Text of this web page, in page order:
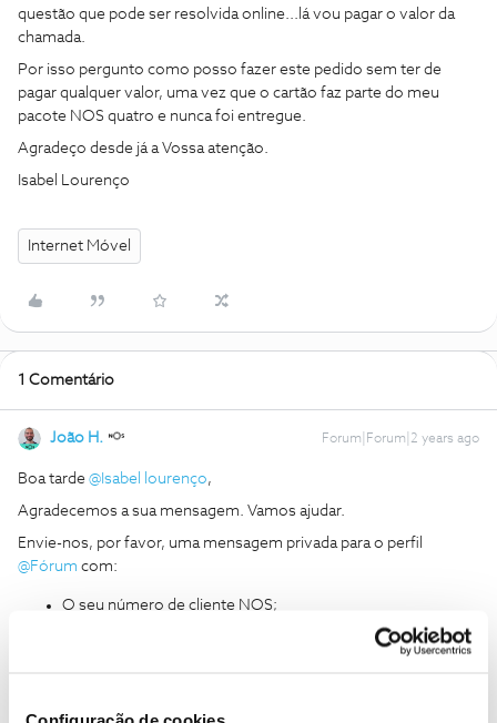
Configuração de cookies
questão que pode ser resolvida online...lá vou pagar o valor da
chamada.
Por isso pergunto como posso fazer este pedido sem ter de
pagar qualquer valor, uma vez que o cartão faz parte do meu
pacote NOS quatro e nunca foi entregue.
Agradeço desde já a Vossa atenção.
Isabel Lourenço
Internet Móvel
1 Comentário
João H. Forum|Forum|2 years ago
Boa tarde @Isabel lourenço,
Agradecemos a sua mensagem. Vamos ajudar.
Envie-nos, por favor, uma mensagem privada para o perfil
@Fórum com:
O seu número de cliente NOS;
Número de contribuinte associado ao contrato;